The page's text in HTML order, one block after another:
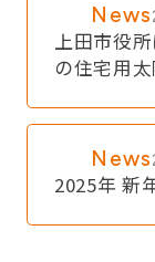
News
上田市役
の住宅用
News
2025年 新